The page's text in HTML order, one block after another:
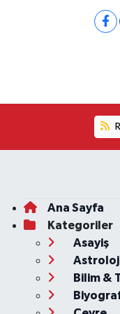
Ana Sayfa
Kategoriler
Asayiş
Bilim &